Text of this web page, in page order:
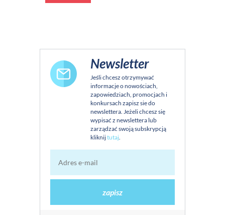
Newsletter
Jeśli chcesz otrzymywać
informacje o nowościach,
zapowiedziach, promocjach i
konkursach zapisz sie do
newslettera. Jeżeli chcesz się
wypisać z newslettera lub
zarządzać swoją subskrypcją
kliknijtutaj.
zapisz